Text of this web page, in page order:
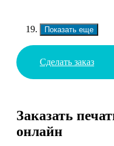
Показать еще
Сделать заказ
Заказать
онлайн